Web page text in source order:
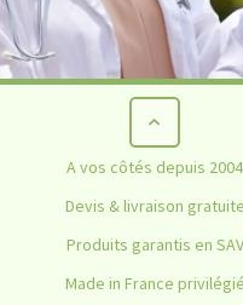
A vos côtés depuis 2004
Devis & livraison gratuite
Produits garantis en SAV
Made in France privilégié